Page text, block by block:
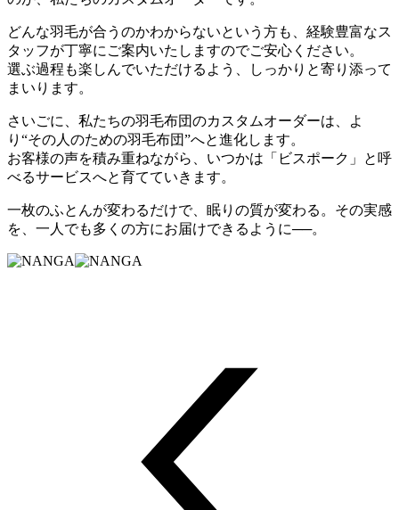
どんな羽毛が合うのかわからないという方も、経験豊富なス
タッフが丁寧にご案内いたしますのでご安心ください。
選ぶ過程も楽しんでいただけるよう、しっかりと寄り添って
まいります。
さいごに、私たちの羽毛布団のカスタムオーダーは、よ
り“その人のための羽毛布団”へと進化します。
お客様の声を積み重ねながら、いつかは「ビスポーク」と呼
べるサービスへと育てていきます。
一枚のふとんが変わるだけで、眠りの質が変わる。その実感
を、一人でも多くの方にお届けできるように──。